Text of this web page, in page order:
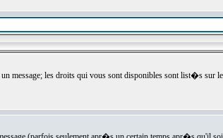
message; les droits qui vous sont disponibles sont list�s sur